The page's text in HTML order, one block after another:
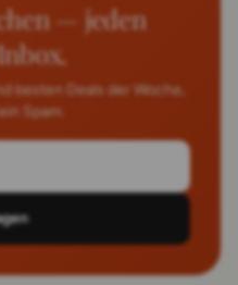
— jeden
besten Deals der Woche,
Spam.